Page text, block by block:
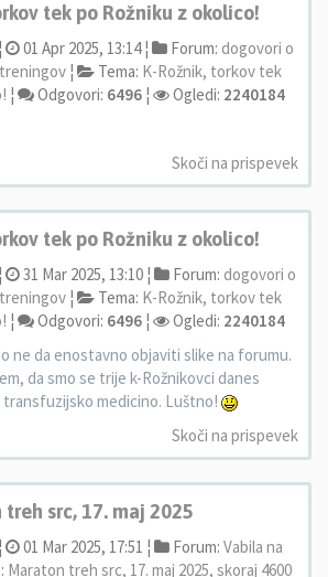
tek po Rožniku z okolico!
¦ 01 Apr 2025, 13:14 ¦ Forum: dogovori o
¦ Tema: K-Rožnik, torkov tek
¦ Odgovori: 6496 ¦ Ogledi: 2240184
Skoči na prispevek
tek po Rožniku z okolico!
¦ 31 Mar 2025, 13:10 ¦ Forum: dogovori o
¦ Tema: K-Rožnik, torkov tek
¦ Odgovori: 6496 ¦ Ogledi: 2240184
ne da enostavno objaviti slike na forumu.
da smo se trije k-Rožnikovci danes
transfuzijsko medicino. Luštno!
Skoči na prispevek
treh src, 17. maj 2025
¦ 01 Mar 2025, 17:51 ¦ Forum: Vabila na
Maraton treh src, 17. maj 2025, skoraj 4600